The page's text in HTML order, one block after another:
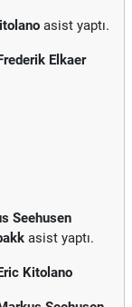
asist yaptı.
Elkaer
Seehusen
asist yaptı.
Kitolano